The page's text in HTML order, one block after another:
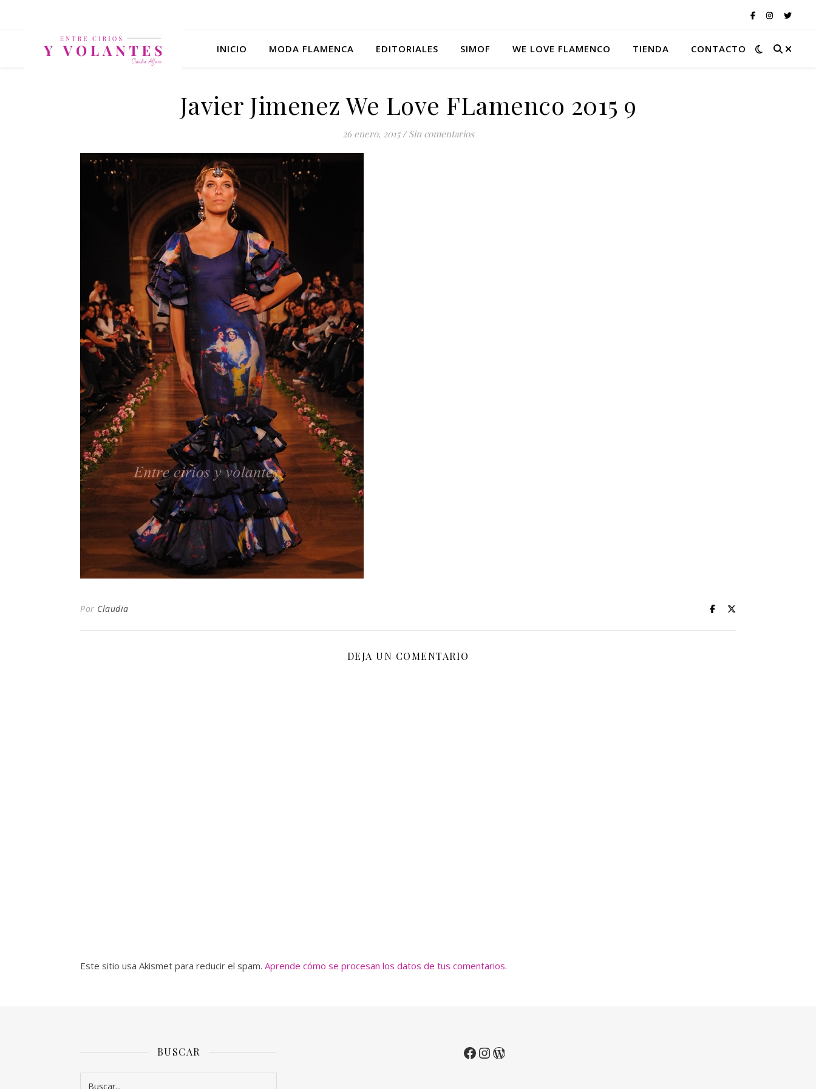
INICIO MODA FLAMENCA EDITORIALES SIMOF WE LOVE FLAMENCO TIENDA CONTACTO
Javier Jimenez We Love FLamenco 2015 9
26 enero, 2015 / Sin comentarios
Por Claudia
DEJA UN COMENTARIO
Este sitio usa Akismet para reducir el spam. Aprende cómo se procesan los datos de tus comentarios.
BUSCAR